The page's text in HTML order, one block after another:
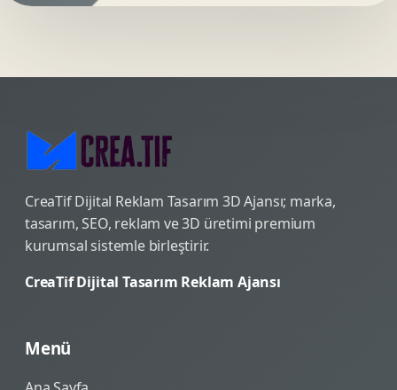
CreaTif Dijital Reklam Tasarım 3D Ajansı; marka,
tasarım, SEO, reklam ve 3D üretimi premium
kurumsal sistemle birleştirir.
CreaTif Dijital Tasarım Reklam Ajansı
Menü